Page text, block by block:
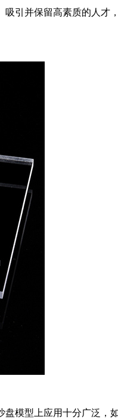
引并保留高素质的人才
模型上应用十分广泛，